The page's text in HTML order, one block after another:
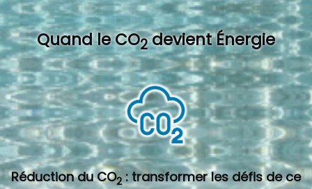
Quand le CO2devient Énergie
Réduction du CO2 : transformer les défis de ce